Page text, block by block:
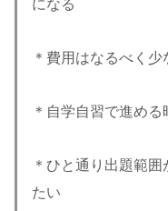
になる
＊費用はなるべく
＊自学自習で進め
＊ひと通り出題範
たい